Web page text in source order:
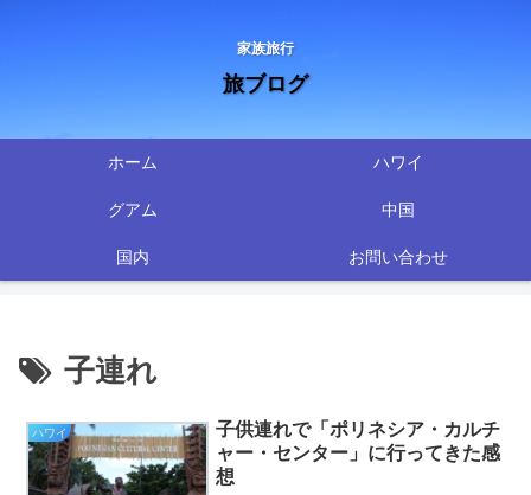
家族旅行
旅ブログ
ホーム ハワイ
グアム 中国
国内 お問い合わせ
子連れ
ハワイ
子供連れで「ポリネシア・カルチ
ャー・センター」に行ってきた感
想